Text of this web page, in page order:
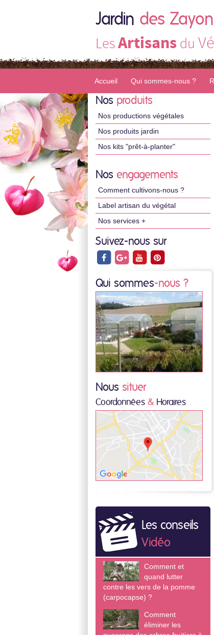
Jardin des
LesArtisans du
Accueil Qui sommes-nous ?
Nos produits
Nos productions végétales
Nos produits jardin
Nos kits "prêt-à-planter"
Nos engagements
Comment cultivons-nous ?
Label artisan du végétal
Nos services +
Suivez-nous sur
Qui sommes-nous ?
Nous situer
Coordonnées & Horaires
Les conseils
Vidéo
Comment et
quand lutter
contre les vers de la pomme
(carpocapse) ?
Comment
éliminer les